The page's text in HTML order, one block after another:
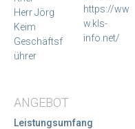
Herr Jörg
Keim
Geschäftsf
ührer
https://ww
w.kls-
info.net/
ANGEBOT
Leistungsumfang